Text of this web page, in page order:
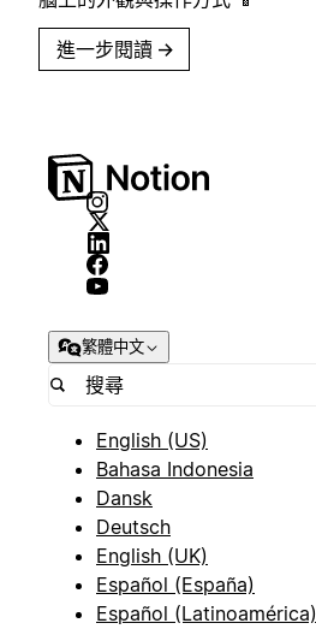
進一步閱讀 →
繁體中文
English (US)
Bahasa Indonesia
Dansk
Deutsch
English (UK)
Español (España)
Español (Latinoamérica)